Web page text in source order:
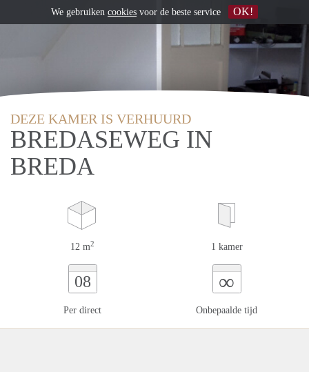
DEZE KAMER IS VERHUURD
BREDASEWEG IN
BREDA
12 m2 1 kamer
08
Per direct
∞
Onbepaalde tijd
We gebruiken cookies voor de beste service OK!